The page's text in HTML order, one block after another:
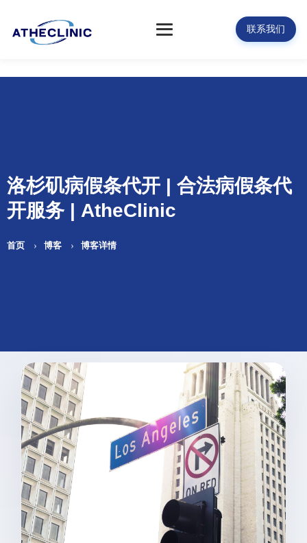
联系我们
洛杉矶病假条代开 | 合法病假条代
开服务 | AtheClinic
首页 博客 博客详情